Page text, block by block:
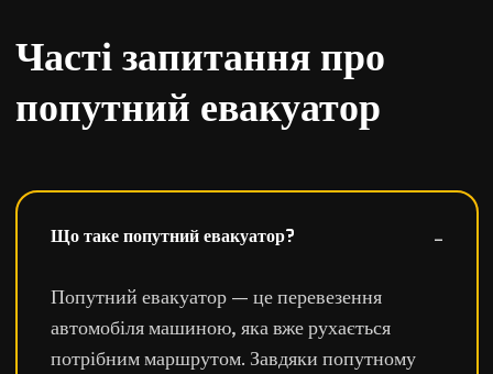
Часті запитання про
попутний евакуатор
Що таке попутний евакуатор?
Попутний евакуатор — це перевезення
автомобіля машиною, яка вже рухається
потрібним маршрутом. Завдяки попутному